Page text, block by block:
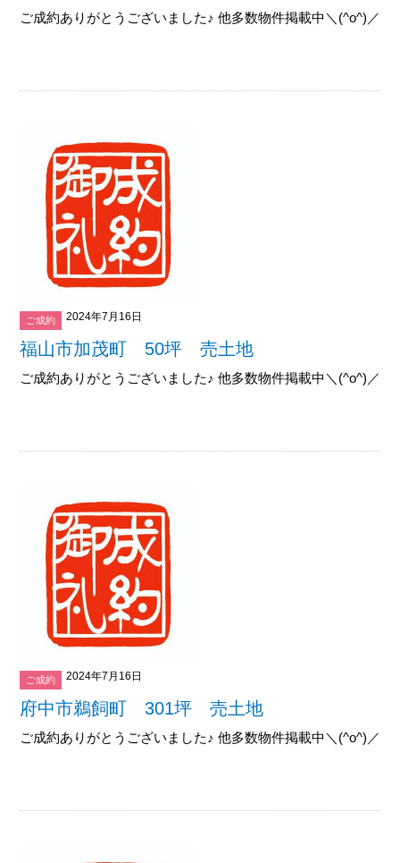
ご成約ありがとうございました♪ 他多数物件掲載中＼(^o^)／
ご成約 2024年7月16日
福山市加茂町 50坪 売土地
ご成約ありがとうございました♪ 他多数物件掲載中＼(^o^)／
ご成約 2024年7月16日
府中市鵜飼町 301坪 売土地
ご成約ありがとうございました♪ 他多数物件掲載中＼(^o^)／